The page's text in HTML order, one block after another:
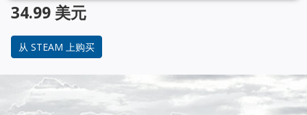
34.99 美元
从 STEAM 上购买